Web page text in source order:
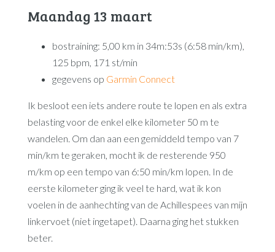
Maandag 13 maart
bostraining: 5,00 km in 34m:53s (6:58 min/km),
125 bpm, 171 st/min
gegevens op Garmin Connect
Ik besloot een iets andere route te lopen en als extra
belasting voor de enkel elke kilometer 50 m te
wandelen. Om dan aan een gemiddeld tempo van 7
min/km te geraken, mocht ik de resterende 950
m/km op een tempo van 6:50 min/km lopen. In de
eerste kilometer ging ik veel te hard, wat ik kon
voelen in de aanhechting van de Achillespees van mijn
linkervoet (niet ingetapet). Daarna ging het stukken
beter.